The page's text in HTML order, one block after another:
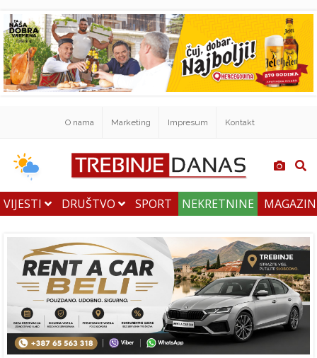
O nama Marketing Impresum Kontakt
VIJESTI DRUŠTVO SPORT NEKRETNINE